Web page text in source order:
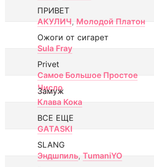
ПРИВЕТ
АКУЛИЧ, Молодой Платон
Ожоги от сигарет
Sula Fray
Privet
Самое Большое Простое
Число
Замуж
Клава Кока
ВСЕ ЕЩЕ
GATASKI
SLANG
Эндшпиль, TumaniYO